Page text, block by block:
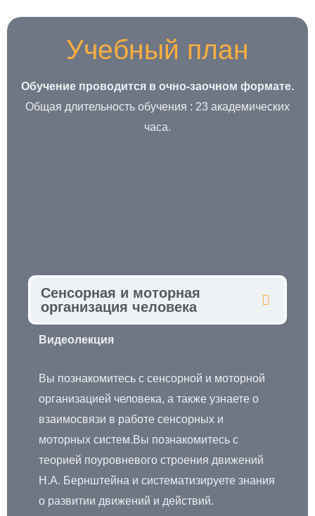
Учебный план
Обучение проводится в очно-заочном формате.
Общая длительность обучения : 23 академических
часа.
Сенсорная и моторная
организация человека
Видеолекция
Вы познакомитесь с сенсорной и моторной
организацией человека, а также узнаете о
взаимосвязи в работе сенсорных и
моторных систем.Вы познакомитесь с
теорией поуровневого строения движений
Н.А. Бернштейна и систематизируете знания
о развитии движений и действий.